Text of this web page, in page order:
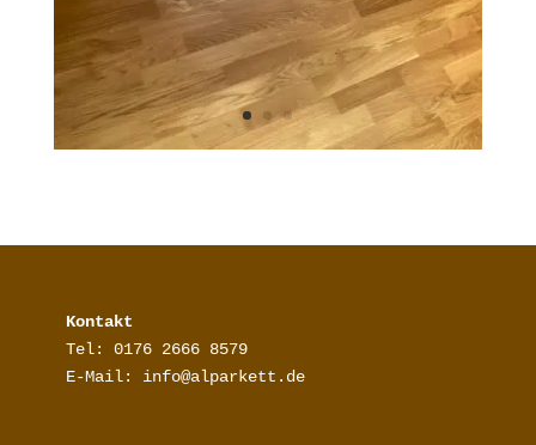
Kontakt
Tel: 0176 2666 8579
E-Mail: info@alparkett.de